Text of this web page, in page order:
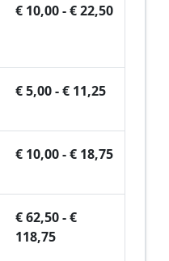
€ 10,00 - € 22,50
€ 5,00 - € 11,25
€ 10,00 - € 18,75
€ 62,50 - €
118,75